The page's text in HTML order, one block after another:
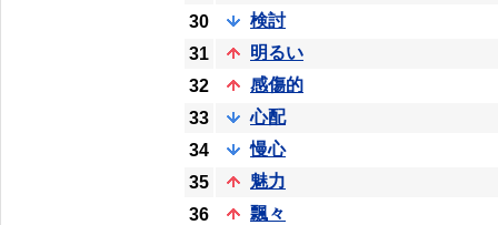
30
検討
31
明るい
32
感傷的
33
心配
34
慢心
35
魅力
36
飄々